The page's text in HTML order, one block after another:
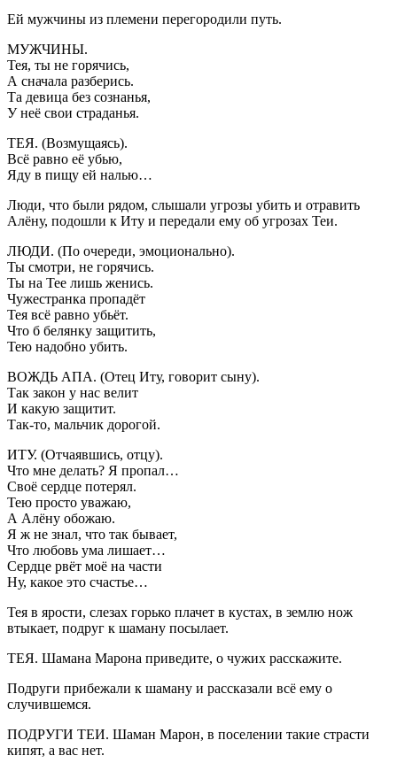
Ей мужчины из племени перегородили путь.
МУЖЧИНЫ.
Тея, ты не горячись,
А сначала разберись.
Та девица без сознанья,
У неё свои страданья.
ТЕЯ. (Возмущаясь).
Всё равно её убью,
Яду в пищу ей налью…
Люди, что были рядом, слышали угрозы убить и отравить
Алёну, подошли к Иту и передали ему об угрозах Теи.
ЛЮДИ. (По очереди, эмоционально).
Ты смотри, не горячись.
Ты на Тее лишь женись.
Чужестранка пропадёт
Тея всё равно убьёт.
Что б белянку защитить,
Тею надобно убить.
ВОЖДЬ АПА. (Отец Иту, говорит сыну).
Так закон у нас велит
И какую защитит.
Так-то, мальчик дорогой.
ИТУ. (Отчаявшись, отцу).
Что мне делать? Я пропал…
Своё сердце потерял.
Тею просто уважаю,
А Алёну обожаю.
Я ж не знал, что так бывает,
Что любовь ума лишает…
Сердце рвёт моё на части
Ну, какое это счастье…
Тея в ярости, слезах горько плачет в кустах, в землю нож
втыкает, подруг к шаману посылает.
ТЕЯ. Шамана Марона приведите, о чужих расскажите.
Подруги прибежали к шаману и рассказали всё ему о
случившемся.
ПОДРУГИ ТЕИ. Шаман Марон, в поселении такие страсти
кипят, а вас нет.